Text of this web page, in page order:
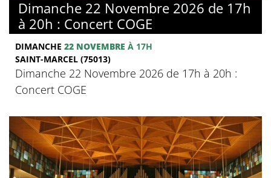
Dimanche 22 Novembre 2026 de 17h
à 20h : Concert COGE
DIMANCHE 22 NOVEMBRE À 17H
SAINT-MARCEL (75013)
Dimanche 22 Novembre 2026 de 17h à 20h :
Concert COGE